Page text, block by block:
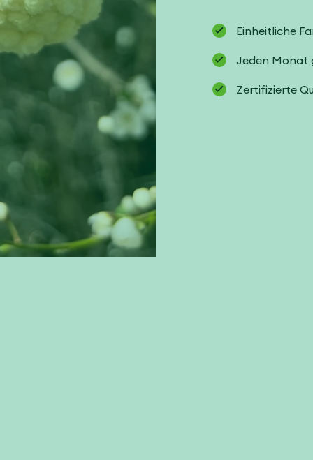
Einheitliche
Jeden Monat
Zertifizierte